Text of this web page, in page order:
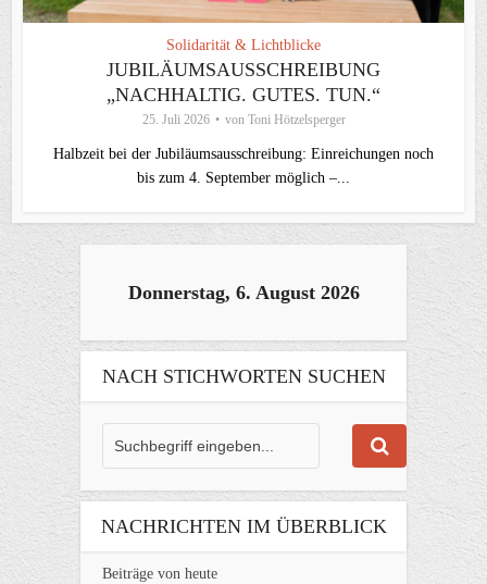
Solidarität & Lichtblicke
JUBILÄUMSAUSSCHREIBUNG
„NACHHALTIG. GUTES. TUN.“
25. Juli 2026 von Toni Hötzelsperger
Halbzeit bei der Jubiläumsausschreibung: Einreichungen noch
bis zum 4. September möglich –...
Donnerstag, 6. August 2026
NACH STICHWORTEN SUCHEN
NACHRICHTEN IM ÜBERBLICK
Beiträge von heute